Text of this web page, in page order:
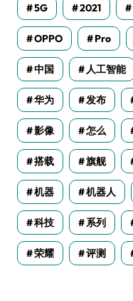
5G 2021
OPPO Pro
中国 人工智能
华为 发布
影像 怎么
搭载 旗舰
机器 机器人
科技 系列
荣耀 评测